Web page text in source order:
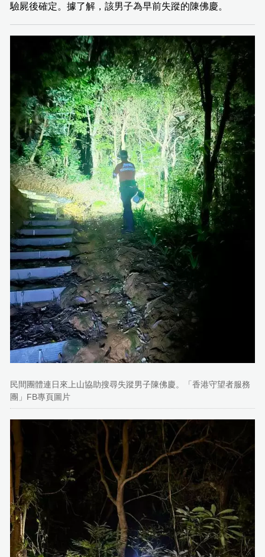
驗屍後確定。據了解，該男子為早前失蹤的陳佛慶。
民間團體連日來上山協助搜尋失蹤男子陳佛慶。「香港守望者服務
團」FB專頁圖片